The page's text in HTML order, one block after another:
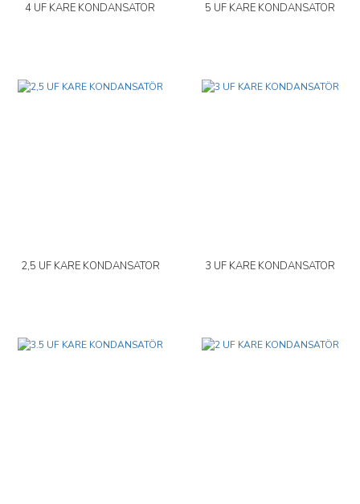
4 UF KARE KONDANSATÖR 5 UF KARE KONDANSATÖR
2,5 UF KARE KONDANSATÖR 3 UF KARE KONDANSATÖR